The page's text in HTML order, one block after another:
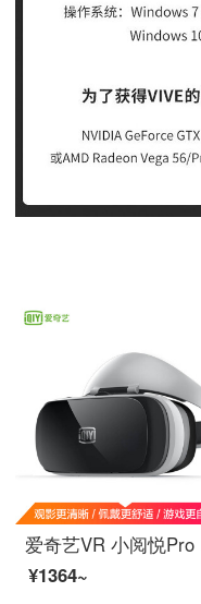
¥1364~